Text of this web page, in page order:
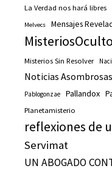
La Verdad nos hará libres
Melvecs Mensajes
Misterios Sin Resolver
Noticias Asombrosas
Pablogonzae Pallandox
Planetamisterio
reflexiones de
Servimat
UN ABOGADO